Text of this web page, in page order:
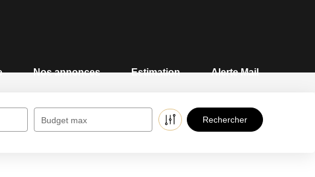
Nos annonces Estimation Alerte Mail
Budget max